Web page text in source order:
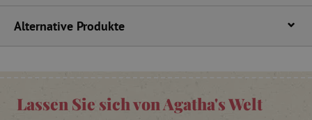
Alternative Produkte
Lassen Sie sich von Agatha's Welt
cjConsent .agathaswelt.de